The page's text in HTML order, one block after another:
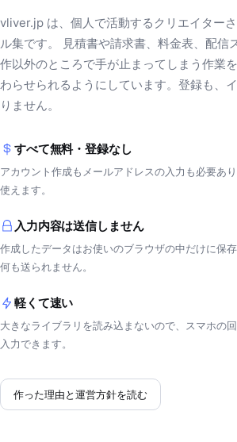
vliver.jp は、個人で活動するクリエイター
ル集です。 見積書や請求書、料金表、配信
作以外のところで手が止まってしまう作業
わらせられるようにしています。登録も、
りません。
すべて無料・登録なし
アカウント作成もメールアドレスの入力も必要あ
使えます。
入力内容は送信しません
作成したデータはお使いのブラウザの中だけに保
何も送られません。
軽くて速い
大きなライブラリを読み込まないので、スマホの
入力できます。
作った理由と運営方針を読む